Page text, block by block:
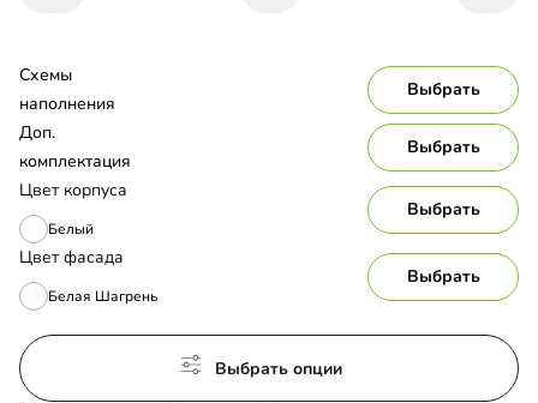
Цвет корпуса
Белый
Выбрать
Цвет фасада
Белая Шагрень
Выбрать
Схемы
наполнения
Выбрать
Доп.
комплектация
Выбрать
Выбрать опции